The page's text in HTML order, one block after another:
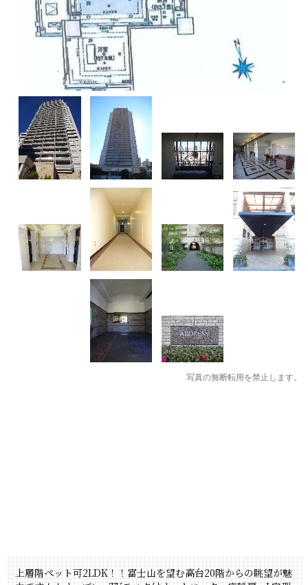
写真の無断転用を禁止します。
上層階ペット可2LDK！！富士山を望む高台20階からの眺望が魅